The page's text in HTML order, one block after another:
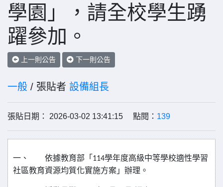
學園」，請全校學生踴
躍參加。
上一則公告 下一則公告
一般 / 張貼者 設備組長
張貼日期： 2026-03-02 13:41:15 點閱： 139
一、 依據教育部「 114學年度高級中等學校適性學習
社區教育資源均質化實施方案」辦理。